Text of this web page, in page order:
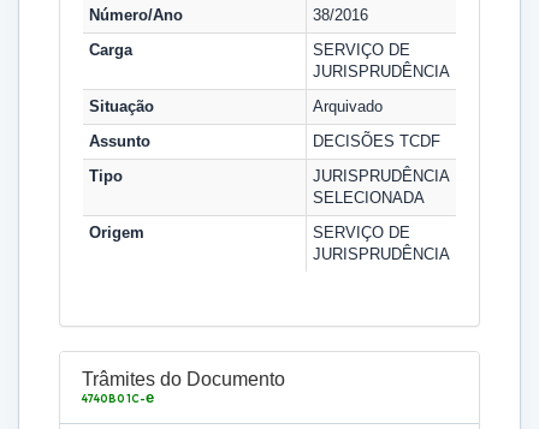
Número/Ano
38/2016
Carga
SERVIÇO DE
JURISPRUDÊNCIA
Situação
Arquivado
Assunto
DECISÕES TCDF
Tipo
JURISPRUDÊNCIA
SELECIONADA
Origem
SERVIÇO DE
JURISPRUDÊNCIA
Trâmites do Documento
4740B01C-e